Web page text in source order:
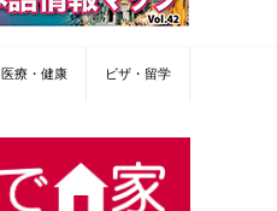
医療・健康 ビザ・留学